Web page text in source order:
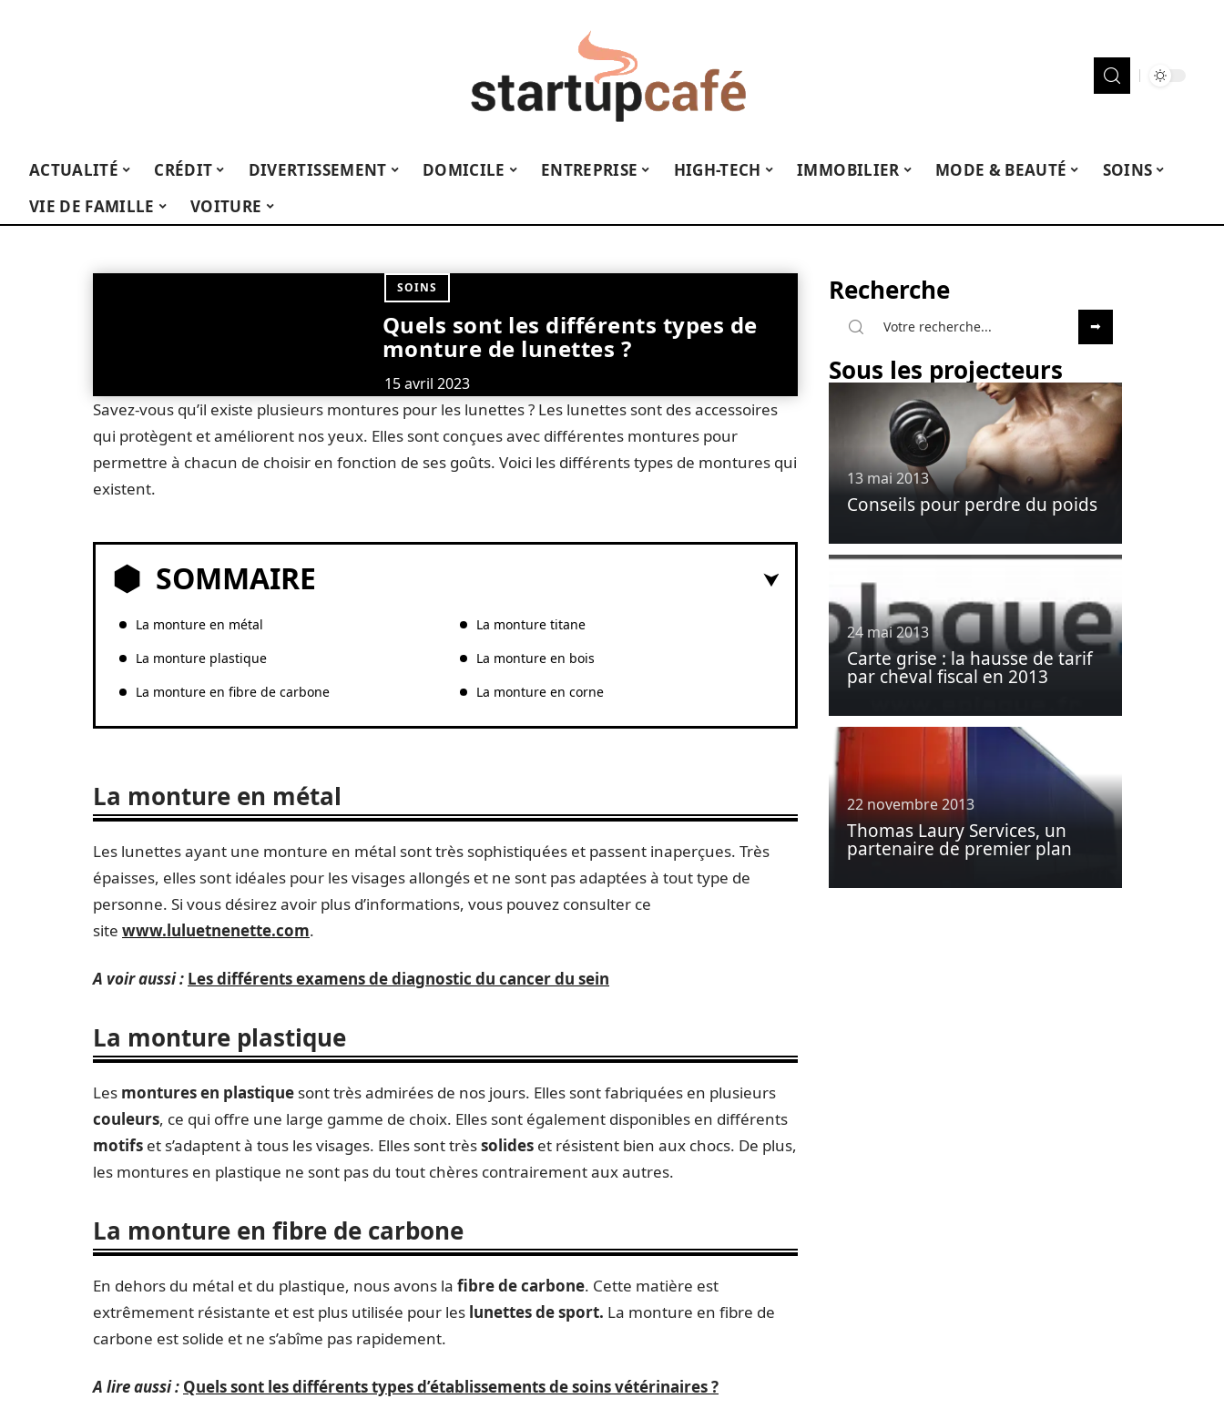
ACTUALITÉ CRÉDIT DIVERTISSEMENT DOMICILE ENTREPRISE HIGH-TECH IMMOBILIER MODE & BEAUTÉ
SOINS
VIE DE FAMILLE
VOITURE
SOINS
Quels sont les différents types de
monture de lunettes ?
15 avril 2023
Savez-vous qu’il existe plusieurs montures pour les lunettes ? Les lunettes sont des accessoires
qui protègent et améliorent nos yeux. Elles sont conçues avec différentes montures pour
permettre à chacun de choisir en fonction de ses goûts. Voici les différents types de montures qui
existent.
SOMMAIRE
La monture en métal
La monture plastique
La monture en fibre de carbone
La monture titane
La monture en bois
La monture en corne
La monture en métal
Les lunettes ayant une monture en métal sont très sophistiquées et passent inaperçues. Très
épaisses, elles sont idéales pour les visages allongés et ne sont pas adaptées à tout type de
personne. Si vous désirez avoir plus d’informations, vous pouvez consulter ce
site www.luluetnenette.com.
A voir aussi : Les différents examens de diagnostic du cancer du sein
La monture plastique
Les montures en plastique sont très admirées de nos jours. Elles sont fabriquées en plusieurs
couleurs, ce qui offre une large gamme de choix. Elles sont également disponibles en différents
motifs et s’adaptent à tous les visages. Elles sont trèssolides et résistent bien aux chocs. De plus,
les montures en plastique ne sont pas du tout chères contrairement aux autres.
La monture en fibre de carbone
En dehors du métal et du plastique, nous avons la fibre de carbone. Cette matière est
extrêmement résistante et est plus utilisée pour les lunettes de sport. La monture en fibre de
carbone est solide et ne s’abîme pas rapidement.
A lire aussi : Quels sont les différents types d’établissements de soins vétérinaires ?
Recherche
Sous les projecteurs
13 mai 2013
Conseils pour perdre du poids
24 mai 2013
Carte grise : la hausse de tarif
par cheval fiscal en 2013
22 novembre 2013
Thomas Laury Services, un
partenaire de premier plan